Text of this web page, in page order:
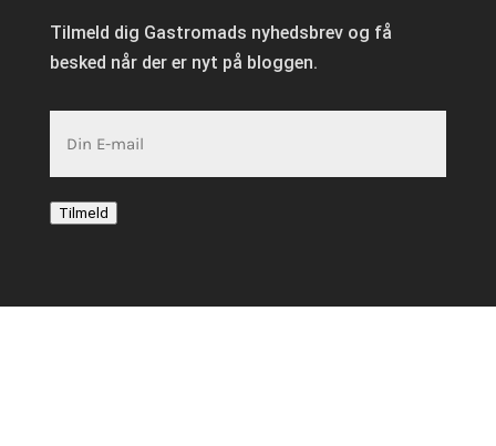
Tilmeld dig Gastromads nyhedsbrev og få
besked når der er nyt på bloggen.
mail
Tilmeld